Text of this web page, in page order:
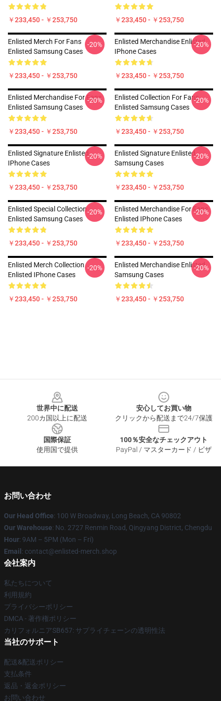
￥233,450 - ￥253,750 ￥233,450 - ￥253,750
Enlisted Merch For Fans
Enlisted Samsung Cases
￥233,450 - ￥253,750
-20%
Enlisted Merchandise Enlisted
IPhone Cases
￥233,450 - ￥253,750
-20%
Enlisted Merchandise For Fans
Enlisted Samsung Cases
￥233,450 - ￥253,750
-20%
Enlisted Collection For Fans
Enlisted Samsung Cases
￥233,450 - ￥253,750
-20%
Enlisted Signature Enlisted
IPhone Cases
￥233,450 - ￥253,750
-20%
Enlisted Signature Enlisted
Samsung Cases
￥233,450 - ￥253,750
-20%
Enlisted Special Collection
Enlisted Samsung Cases
￥233,450 - ￥253,750
-20%
Enlisted Merchandise For Fans
Enlisted IPhone Cases
￥233,450 - ￥253,750
-20%
Enlisted Merch Collection
Enlisted IPhone Cases
￥233,450 - ￥253,750
-20%
Enlisted Merchandise Enlisted
Samsung Cases
￥233,450 - ￥253,750
-20%
世界中に配送
200カ国以上に配送
安心してお買い物
クリックから配送まで24/7保護
国際保証
使用国で提供
100％安全なチェックアウト
PayPal / マスターカード / ビザ
お問い合わせ
Our Head Office: 100 W Broadway, Long Beach, CA 90802
Our Warehouse: No. 2727 Renmin Road, Qingyang District, Chengdu
Hour: 9AM – 5PM (Mon – Fri)
Email : contact@enlisted-merch.shop
会社案内
私たちについて
利用規約
プライバシーポリシー
DMCA - 著作権ポリシー
カリフォルニアSB657: サプライチェーンの透明性法
当社のサポート
配送&配送ポリシー
支払条件
返品・返金ポリシー
お問い合わせ